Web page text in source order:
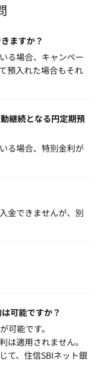
ますか？
る場合、キャンペー
預入れた場合もそれ
継続となる円定期預
る場合、特別金利が
金できませんが、別
可能ですか？
可能です。
適用されません。
て、住信SBIネット銀